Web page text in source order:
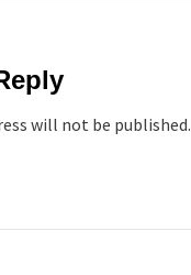
will not be published.